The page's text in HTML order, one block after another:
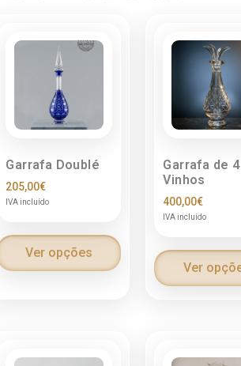
Garrafa Doublé
205,00€
IVA incluído
Ver opções
Garrafa de 4
Vinhos
400,00€
IVA incluído
Ver